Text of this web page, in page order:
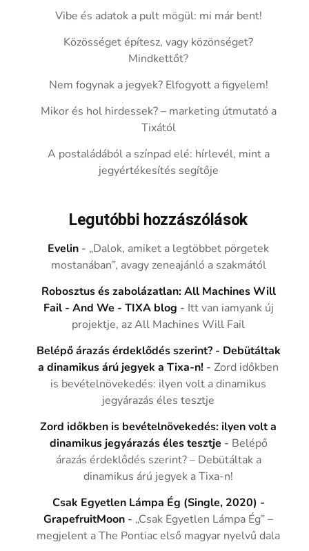
Vibe és adatok a pult mögül: mi már bent!
Közösséget építesz, vagy közönséget?
Mindkettőt?
Nem fogynak a jegyek? Elfogyott a figyelem!
Mikor és hol hirdessek? – marketing útmutató a
Tixától
A postaládából a színpad elé: hírlevél, mint a
jegyértékesítés segítője
Legutóbbi hozzászólások
Evelin - „Dalok, amiket a legtöbbet pörgetek
mostanában”, avagy zeneajánló a szakmától
Robosztus és zabolázatlan: All Machines Will
Fail - And We - TIXA blog - Itt van iamyank új
projektje, az All Machines Will Fail
Belépő árazás érdeklődés szerint? - Debütáltak
a dinamikus árú jegyek a Tixa-n! -Zord időkben
is bevételnövekedés: ilyen volt a dinamikus
jegyárazás éles tesztje
Zord időkben is bevételnövekedés: ilyen volt a
dinamikus jegyárazás éles tesztje - Belépő
árazás érdeklődés szerint? – Debütáltak a
dinamikus árú jegyek a Tixa-n!
Csak Egyetlen Lámpa Ég (Single, 2020) -
GrapefruitMoon - „Csak Egyetlen Lámpa Ég” –
megjelent a The Pontiac első magyar nyelvű dala